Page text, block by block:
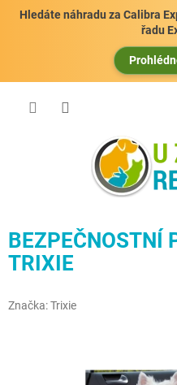
Hledáte náhradu za Calibra
řadu
BEZPEČNOSTNÍ
TRIXIE
Značka:Trixie